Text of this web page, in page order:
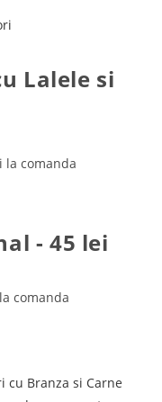
Lalele si
la comanda
- 45 lei
comanda
cu Branza si Carne